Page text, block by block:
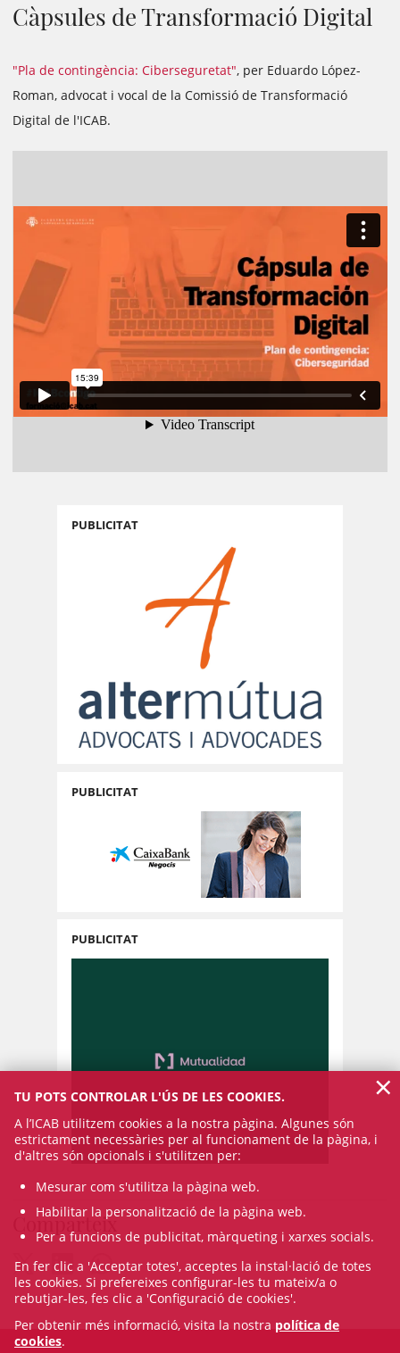
Càpsules de Transformació Digital
"Pla de contingència: Ciberseguretat", per Eduardo López-
Roman, advocat i vocal de la Comissió de Transformació
Digital de l'ICAB.
PUBLICITAT
PUBLICITAT
PUBLICITAT
Comparteix
TU POTS CONTROLAR L'ÚS DE LES COOKIES.
A l’ICAB utilitzem cookies a la nostra pàgina. Algunes són
estrictament necessàries per al funcionament de la pàgina, i
d'altres són opcionals i s'utilitzen per:
Mesurar com s'utilitza la pàgina web.
Habilitar la personalització de la pàgina web.
Per a funcions de publicitat, màrqueting i xarxes socials.
En fer clic a 'Acceptar totes', acceptes la instal·lació de totes
les cookies. Si prefereixes configurar-les tu mateix/a o
rebutjar-les, fes clic a 'Configuració de cookies'.
Per obtenir més informació, visita la nostra política de
cookies.
×